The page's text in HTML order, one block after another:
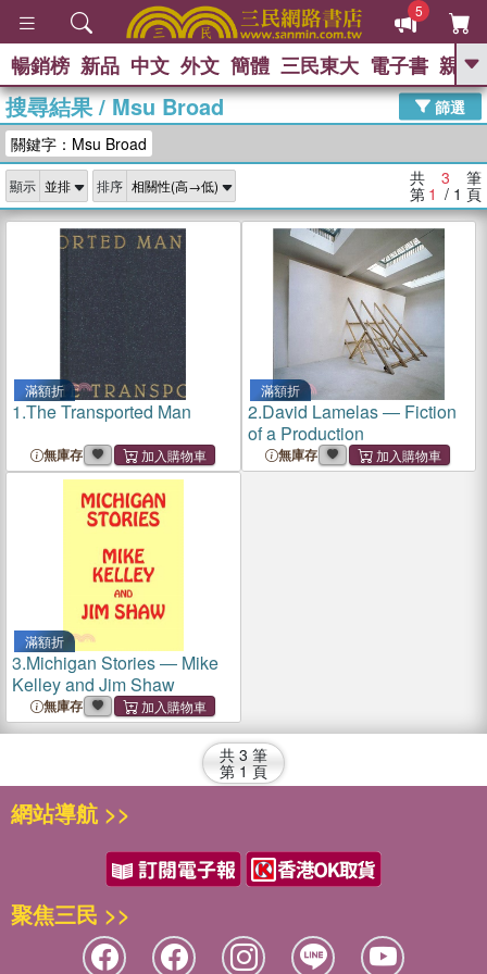
5
GO
暢銷榜 新品 中文 外文 簡體 三民東大 電子書 親子
搜尋結果/Msu Broad
篩選
關鍵字：Msu Broad
顯示 排序 共 3 筆
第 1 / 1 頁
滿額折
1.The Transported Man
無庫存
滿額折
2.David Lamelas ― Fiction
of a Production
無庫存
滿額折
3.Michigan Stories ― Mike
Kelley and Jim Shaw
無庫存
共 3 筆
第 1 頁
網站導航 >>
聚焦三民 >>